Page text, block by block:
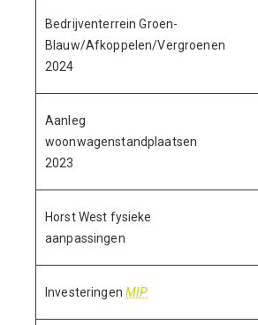
Bedrijventerrein Groen-
Blauw/Afkoppelen/Vergroenen
2024
Aanleg
woonwagenstandplaatsen
2023
Horst West fysieke
aanpassingen
Investeringen MIP